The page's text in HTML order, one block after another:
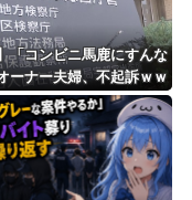
日本旅行キャンセルすべきか…1万年ぶり史上最大級の火山の兆し＝韓国の反応
海外「おめでとうタキ！」リヴァプール南野がバースデーゴール！！
「コンビニ馬鹿にすんな
ーナー夫婦、不起訴ｗｗ
ｗｗｗｗｗｗ